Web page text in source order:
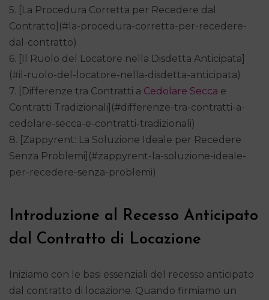
5. [La Procedura Corretta per Recedere dal
Contratto](#la-procedura-corretta-per-recedere-
dal-contratto)
6. [Il Ruolo del Locatore nella Disdetta Anticipata]
(#il-ruolo-del-locatore-nella-disdetta-anticipata)
7. [Differenze tra Contratti a Cedolare Secca e
Contratti Tradizionali](#differenze-tra-contratti-a-
cedolare-secca-e-contratti-tradizionali)
8. [Zappyrent: La Soluzione Ideale per Recedere
Senza Problemi](#zappyrent-la-soluzione-ideale-
per-recedere-senza-problemi)
Introduzione al Recesso Anticipato
dal Contratto di Locazione
Iniziamo con le basi essenziali del recesso anticipato
dal contratto di locazione. Quando firmiamo un